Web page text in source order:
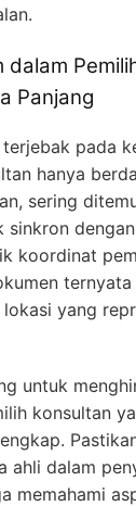
dalam
Panjang
pada
hanya
sering
sinkron
koordinat
yang
untuk
konsultan
ahli dalam
memahami